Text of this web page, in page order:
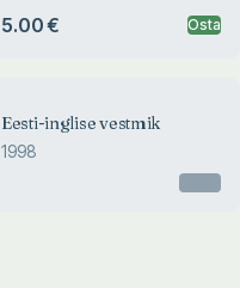
5.00 € Osta
Eesti-inglise vestmik
1998